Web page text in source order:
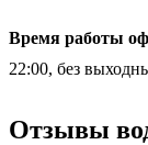
Время работы
22:00, без
Отзывы